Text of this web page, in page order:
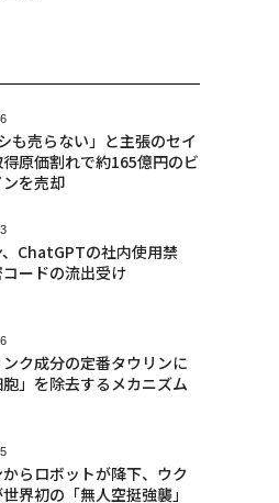
も売らない」と主張のセイ
原価割れで約165億円のビ
を売却
ChatGPTの社内使用禁
ードの流出受け
ク成分の定番タウリンに
胞」を除去するメカニズム
からロボットが降下、ウク
界初の「無人空挺強襲」